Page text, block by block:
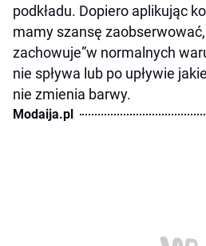
podkładu. Dopiero aplikując
mamy szansę
zachowuje”w normalnych
nie spływa lub po upływie
nie zmienia barwy.
Modaija.pl